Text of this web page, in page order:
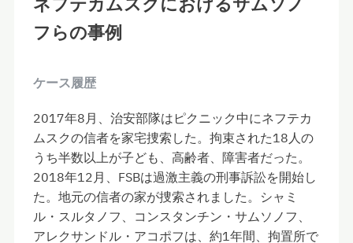
ネフテカムスクにおけるサムソノ
フらの事例
ケース履歴
2017年8月、治安部隊はピクニック中にネフテカ
ムスクの信者を家宅捜索した。拘束された18人の
うち半数以上が子ども、高齢者、障害者だった。
2018年12月、FSBは過激主義の刑事訴訟を開始し
た。地元の信者の家が捜索されました。シャミ
ル・スルタノフ、コンスタンチン・サムソノフ、
アレクサンドル・アコポフは、約1年間、拘置所で